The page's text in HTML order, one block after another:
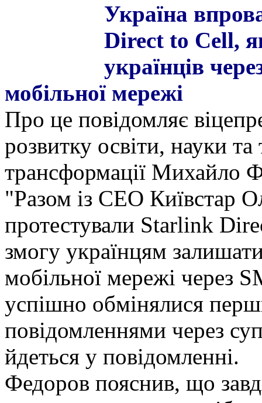
Україна
Direct to Cell,
українців
мобільної мережі
Про це повідомляє
розвитку освіти, науки
трансформації Михайло
"Разом із CEO Київстар
протестували Starlink
змогу українцям
мобільної мережі через
успішно обмінялися
повідомленнями через
йдеться у повідомленні.
Федоров пояснив, що